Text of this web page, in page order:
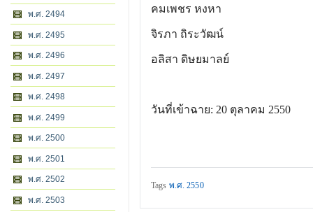
พ.ศ. 2494
พ.ศ. 2495
พ.ศ. 2496
พ.ศ. 2497
พ.ศ. 2498
พ.ศ. 2499
พ.ศ. 2500
พ.ศ. 2501
พ.ศ. 2502
พ.ศ. 2503
คมเพชร หงหา
จิรภา ถิระวัฒน์
อลิสา ดิษยมาลย์
วันที่เข้าฉาย: 20 ตุลาคม 2550
Tags พ.ศ. 2550